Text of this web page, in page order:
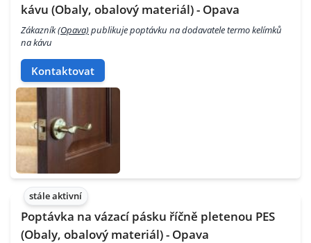
kávu (Obaly, obalový materiál) - Opava
Zákazník(Opava)publikuje poptávku na dodavatele termo kelímků
na kávu
Kontaktovat
stále aktivní
Poptávka na vázací pásku říčně pletenou PES
(Obaly, obalový materiál) - Opava